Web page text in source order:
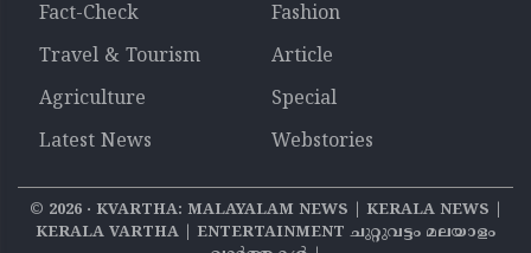
Fact-Check
Fashion
Travel & Tourism
Article
Agriculture
Special
Latest News
Webstories
© 2026‧ KVARTHA: MALAYALAM NEWS | KERALA NEWS |
KERALA VARTHA | ENTERTAINMENT ചുറ്റുവട്ടം മലയാളം